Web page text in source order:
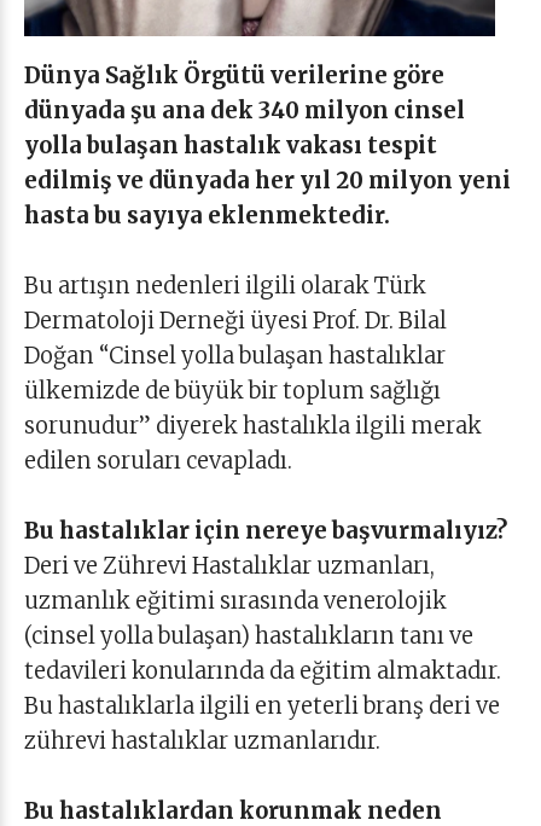
Dünya Sağlık Örgütü verilerine göre
dünyada şu ana dek 340 milyon cinsel
yolla bulaşan hastalık vakası tespit
edilmiş ve dünyada her yıl 20 milyon yeni
hasta bu sayıya eklenmektedir.
Bu artışın nedenleri ilgili olarak Türk
Dermatoloji Derneği üyesi Prof. Dr. Bilal
Doğan “Cinsel yolla bulaşan hastalıklar
ülkemizde de büyük bir toplum sağlığı
sorunudur” diyerek hastalıkla ilgili merak
edilen soruları cevapladı.
Bu hastalıklar için nereye başvurmalıyız?
Deri ve Zührevi Hastalıklar uzmanları,
uzmanlık eğitimi sırasında venerolojik
(cinsel yolla bulaşan) hastalıkların tanı ve
tedavileri konularında da eğitim almaktadır.
Bu hastalıklarla ilgili en yeterli branş deri ve
zührevi hastalıklar uzmanlarıdır.
Bu hastalıklardan korunmak neden